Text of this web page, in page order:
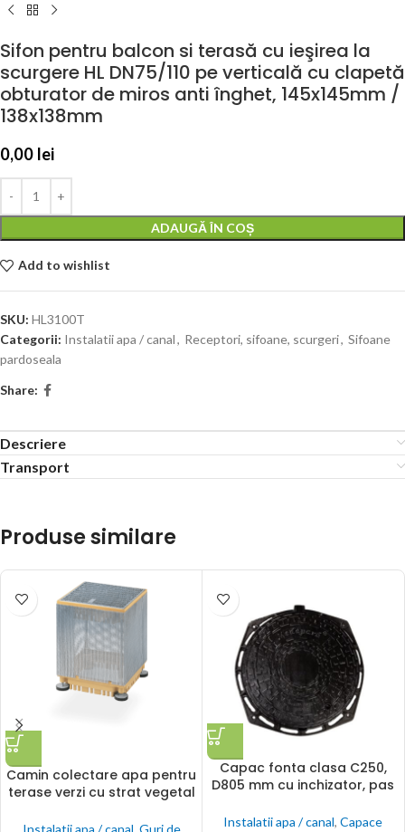
Sifon pentru balcon si terasă cu ieşirea la
scurgere HL DN75/110 pe verticală cu clapetă
obturator de miros anti înghet, 145x145mm /
138x138mm
0,00 lei
ADAUGĂ ÎN COȘ
Add to wishlist
SKU: HL3100T
Categorii: Instalatii apa / canal, Receptori, sifoane, scurgeri, Sifoane
pardoseala
Share:
Descriere
Transport
Produse similare
Camin colectare apa pentru
terase verzi cu strat vegetal
Instalatii apa / canal Guri de
Capac fonta clasa C250,
D805 mm cu inchizator, pas
Instalatii apa / canal, Capace